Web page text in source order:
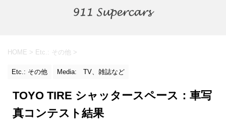
HOME > Etc.: その他 >
Etc.: その他 Media: TV、雑誌など
TOYO TIRE シャッタースペース：車写
真コンテスト結果